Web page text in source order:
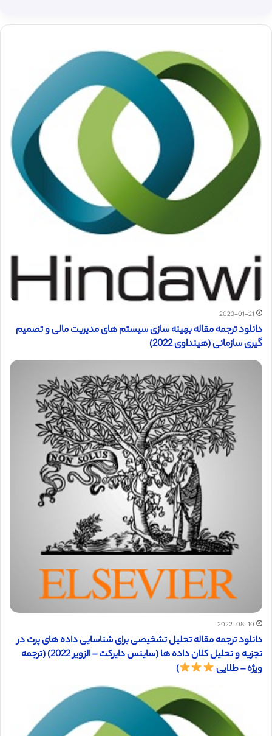
2023-01-21
دانلود ترجمه مقاله بهینه سازی سیستم های مدیریت مالی و تصمیم
گیری سازمانی (هینداوی 2022)
2022-08-10
دانلود ترجمه مقاله تحلیل تشخیصی برای شناسایی داده های پرت در
تجزیه و تحلیل کلان داده ها (ساینس دایرکت – الزویر 2022) (ترجمه
ویژه – طلایی
)